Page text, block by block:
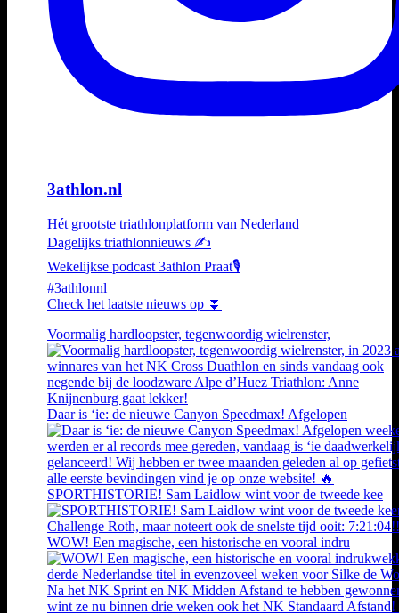
3athlon.nl
Hét grootste triathlonplatform van Nederland
Dagelijks triathlonnieuws ✍️
Wekelijkse podcast 3athlon Praat🎙️
#3athlonnl
Check het laatste nieuws op ⏬
Voormalig hardloopster, tegenwoordig wielrenster,
Daar is ‘ie: de nieuwe Canyon Speedmax! Afgelopen
SPORTHISTORIE! Sam Laidlow wint voor de tweede kee
WOW! Een magische, een historische en vooral indru